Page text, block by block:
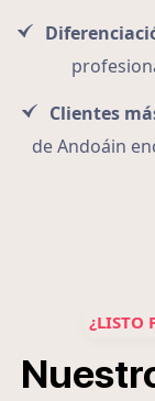
Clientes
de Andoáin
¿LISTO